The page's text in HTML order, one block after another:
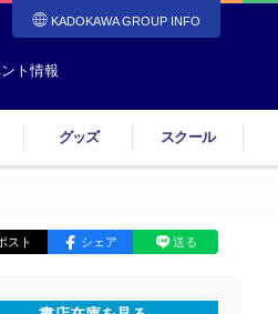
KADOKAWA GROUP INFO
ト情報
グッズ スクール
スト シェア 送る